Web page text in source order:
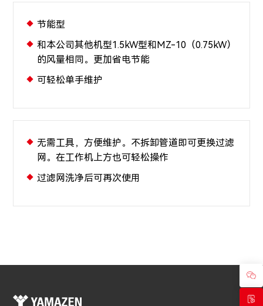
节能型
和本公司其他机型1.5kW型和MZ-10（0.75kW）
的风量相同。更加省电节能
可轻松单手维护
无需工具，方便维护。不拆卸管道即可更换过滤
网。在工作机上方也可轻松操作
过滤网洗净后可再次使用